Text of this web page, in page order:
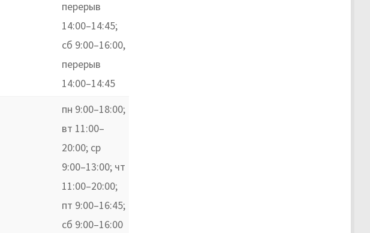
перерыв
14:00–14:45;
сб 9:00–16:00,
перерыв
14:00–14:45
пн 9:00–18:00;
вт 11:00–
20:00; ср
9:00–13:00; чт
11:00–20:00;
пт 9:00–16:45;
сб 9:00–16:00